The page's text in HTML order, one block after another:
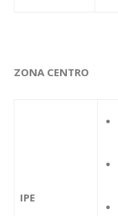
ZONA CENTRO
IPE